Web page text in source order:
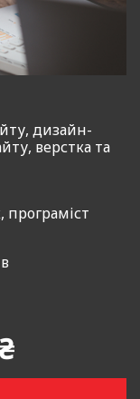
дизайн-
верстка та
програміст